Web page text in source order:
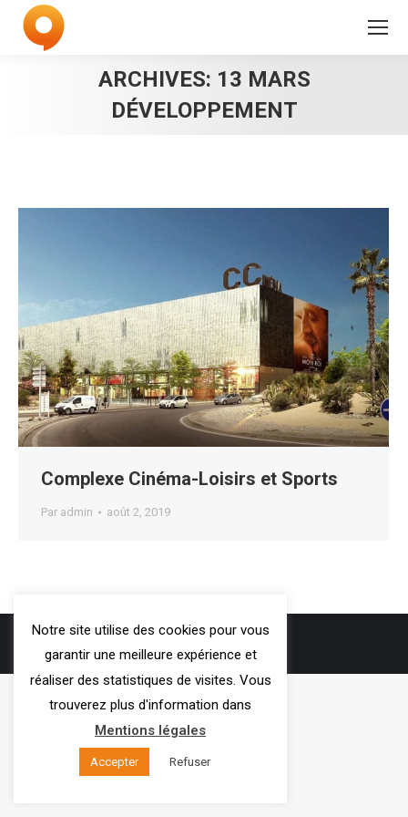
ARCHIVES: 13 MARS
DÉVELOPPEMENT
Complexe Cinéma-Loisirs et Sports
Par admin août 2, 2019
3VOIE- 2019
Mentions légales
Notre site utilise des cookies pour vous
garantir une meilleure expérience et
réaliser des statistiques de visites. Vous
trouverez plus d'information dans
Mentions légales
Accepter Refuser